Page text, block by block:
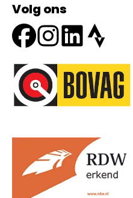
Volg ons
Onze partners